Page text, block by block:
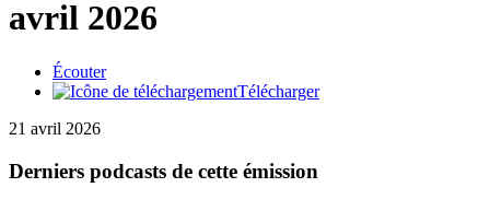
avril 2026
Écouter
Télécharger
21 avril 2026
Derniers podcasts de cette émission